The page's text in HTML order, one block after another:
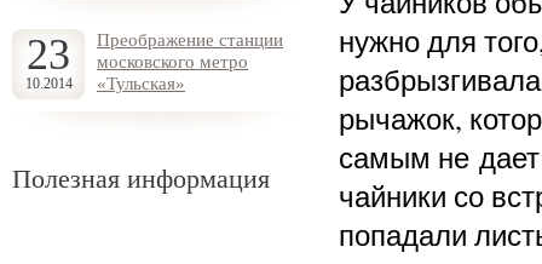
23
10.2014
Преображение станции
московского метро
«Тульская»
Полезная информация
нужно для
рычажок,
самым не дает
чайники со
попадали